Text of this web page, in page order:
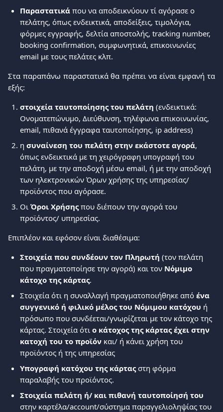
Παραστατικά που να αποδεικνύουν τί αγόρασε ο
πελάτης, όπως ενδεικτικά, αποδείξεις, τιμολόγια,
φόρμες εγγραφής, δελτία αποστολής, tracking number,
booking confirmation, συμφωνητικά, επικοινωνίες
email με τους πελάτες κλπ.
Στα παραπάνω παραστατικά θα πρέπει να είναι εμφανή τα
εξής:
στοιχεία ταυτοποίησης του πελάτη (ενδεικτικά:
Ονοματεπώνυμο, Διεύθυνση, τηλέφωνα επικοινωνίας,
email, πιθανά έγγραφα ταυτοποίησης, ip address)
η συναίνεση του πελάτη στην εκάστοτε αγορά,
όπως ενδεικτικά με τη χειρόγραφη υπογραφή του
πελάτη, με την αποδοχή μέσω email, ή με την αποδοχή
των ηλεκτρονικών Όρων χρήσης της υπηρεσίας/
προϊόντος που αγόρασε.
Οι Όροι Χρήσης που διέπουν την αγορά του
προϊόντος/ υπηρεσίας.
Επιπλέον και εφόσον είναι διαθέσιμα:
Στοιχεία που συνδέουν τον Πληρωτή (τον πελάτη
που πραγματοποίησε την αγορά) και τον Νόμιμο
κάτοχο της κάρτας.
Στοιχεία ότι η συναλλαγή πραγματοποιήθηκε από ένα
συγγενικό ή φιλικό μέλος του Νόμιμου κατόχου ή
πρόσωπο που συνδέεται/γνωρίζεται με τον κάτοχο της
κάρτας. Στοιχεία ότι ο κάτοχος της κάρτας έχει στην
κατοχή του το προϊόν και/ ή κάνει χρήση του
προϊόντος ή της υπηρεσίας
Υπογραφή κατόχου της κάρτας στη φόρμα
παραλαβής του προϊόντος.
Στοιχεία πελάτη ή/ και πιθανή ταυτοποίησή του
στην καρτέλα/account/σύστημα παραγγελιοληψίας του